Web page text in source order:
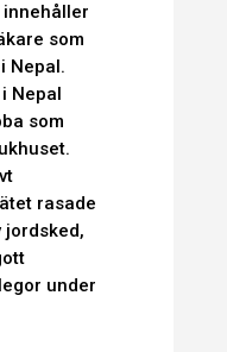
innehåller
som
Nepal.
Nepal
som
rasade
jordsked,
under